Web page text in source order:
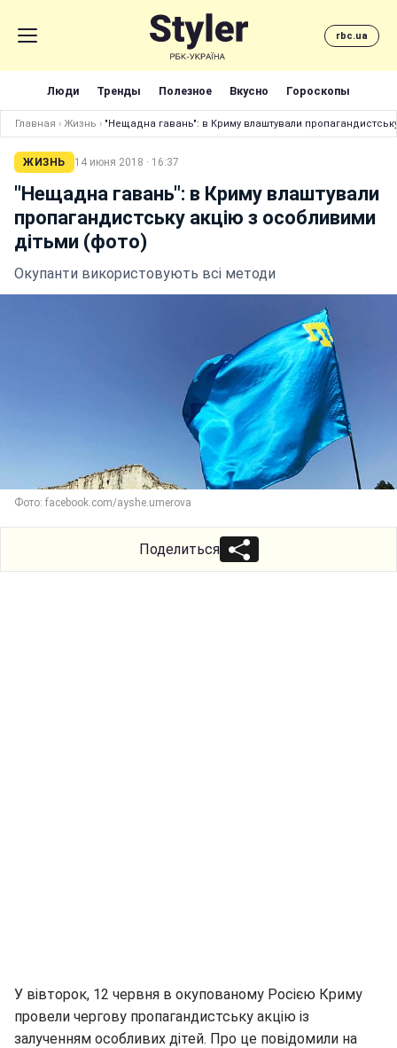
rbc.ua
Люди Тренды Полезное Вкусно Гороскопы
Главная › Жизнь › "Нещадна гавань": в Криму влаштували
ЖИЗНЬ 14 июня 2018 · 16:37
"Нещадна гавань": в Криму влаштували
пропагандистську акцію з особливими
дітьми (фото)
Окупанти використовують всі методи
Фото: facebook.com/ayshe.umerova
Поделиться
У вівторок, 12 червня в окупованому Росією Криму
провели чергову пропагандистську акцію із
залученням особливих дітей. Про це повідомили на